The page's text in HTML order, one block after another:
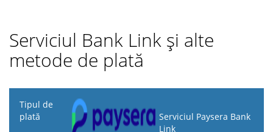
Serviciul Bank Link și alte
metode de plată
Tipul
de
Serviciul Paysera Bank
Link